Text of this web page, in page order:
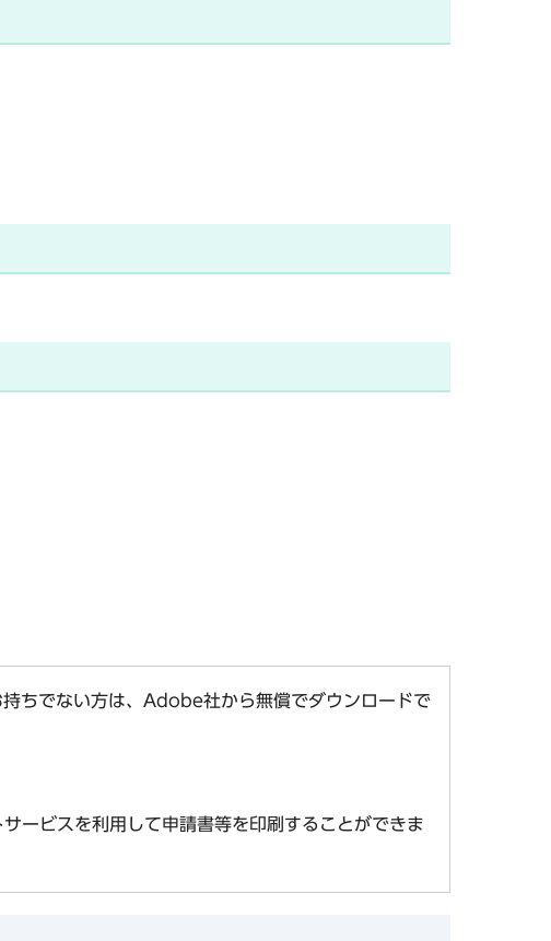
でない方は、Adobe社から無償でダウンロードで
ービスを利用して申請書等を印刷することができま